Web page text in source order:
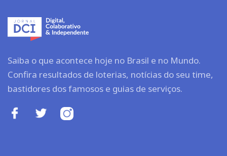
Saiba o que acontece hoje no Brasil e no Mundo.
Confira resultados de loterias, notícias do seu time,
bastidores dos famosos e guias de serviços.